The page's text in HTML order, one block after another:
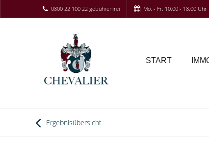
0800 22 100 22 gebührenfrei Mo. - Fr. 10.00 - 18.00 Uhr
START
Ergebnisübersicht